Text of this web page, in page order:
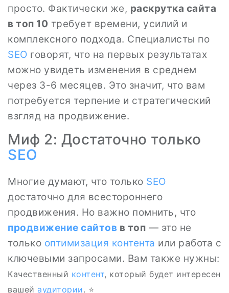
просто. Фактически же, раскрутка сайта
в топ 10 требует времени, усилий и
комплексного подхода. Специалисты по
SEO говорят, что на первых результатах
можно увидеть изменения в среднем
через 3-6 месяцев. Это значит, что вам
потребуется терпение и стратегический
взгляд на продвижение.
Миф 2: Достаточно только
SEO
Многие думают, что только SEO
достаточно для всестороннего
продвижения. Но важно помнить, что
продвижение сайтов в топ — это не
только оптимизация контента или работа с
ключевыми запросами. Вам также нужны:
Качественный контент, который будет интересен
вашей аудитории. ⭐